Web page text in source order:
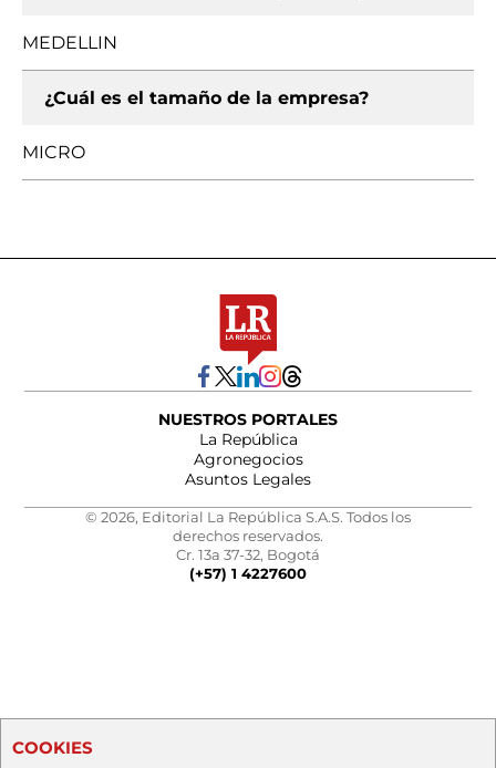
MEDELLIN
¿Cuál es el tamaño de la empresa?
MICRO
NUESTROS PORTALES
La República
Agronegocios
Asuntos Legales
© 2026, Editorial La República S.A.S. Todos los
derechos reservados.
Cr. 13a 37-32, Bogotá
(+57) 1 4227600
COOKIES